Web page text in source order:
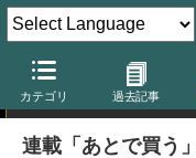
カテゴリ 過去記事
岡嶋和幸の「あとで
連載「あとで買う